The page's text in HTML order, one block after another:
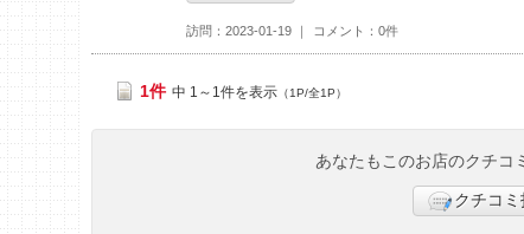
訪問 2023-01-19 コメント 0件
1件 中 1～1件を表示 （1P/全1P）
あなたもこのお店のクチコ
クチコ